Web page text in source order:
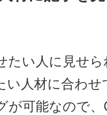
たい人に見せ
い人材に合わせ
が可能なので